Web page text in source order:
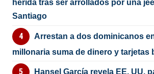
herida tras ser arrollados por una
Santiago
Arrestan a dos dominicanos
millonaria suma de dinero y tarjetas
Hansel García revela EE. UU.